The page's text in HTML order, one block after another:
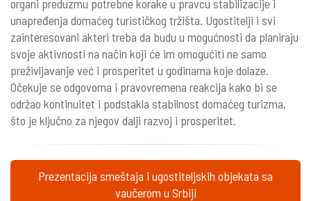
organi preduzmu potrebne korake u pravcu stabilizacije i
unapređenja domaćeg turističkog tržišta. Ugostitelji i svi
zainteresovani akteri treba da budu u mogućnosti da planiraju
svoje aktivnosti na način koji će im omogućiti ne samo
preživljavanje već i prosperitet u godinama koje dolaze.
Očekuje se odgovorna i pravovremena reakcija kako bi se
održao kontinuitet i podstakla stabilnost domaćeg turizma,
što je ključno za njegov dalji razvoj i prosperitet.
Prezentacija smeštaja i ugostiteljskih objekata sa
vaučerom u Srbiji